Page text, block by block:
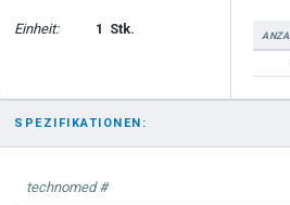
Einheit: 1 Stk.
SPEZIFIKATIONEN:
technomed #